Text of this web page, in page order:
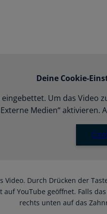
Deine Cookie-
Um das Video
Medien“ aktivieren.
Video. Durch Drücken der
auf YouTube geöffnet. Falls
rechts unten auf das